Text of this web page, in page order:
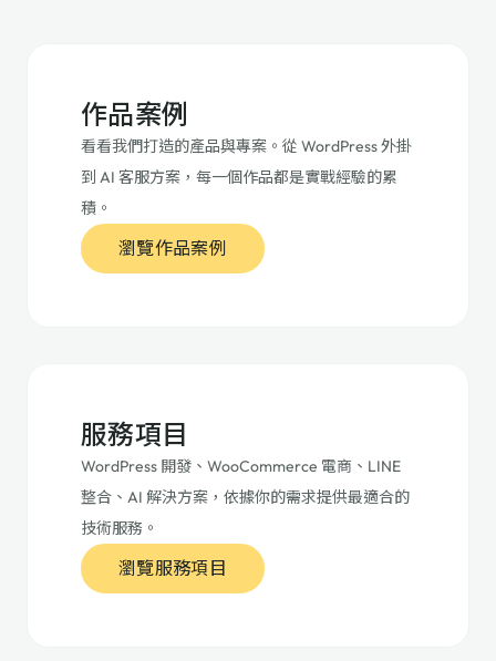
作品案例
看看我們打造的產品與專案。從 WordPress 外掛
到 AI 客服方案，每一個作品都是實戰經驗的累
積。
瀏覽作品案例
服務項目
WordPress 開發、WooCommerce 電商、LINE
整合、AI 解決方案，依據你的需求提供最適合的
技術服務。
瀏覽服務項目